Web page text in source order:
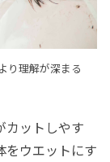
り理解が深まる
カットしやす
をウエットにす